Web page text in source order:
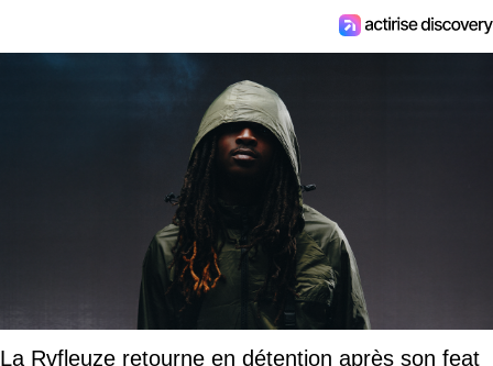
La Rvfleuze retourne en détention après son feat